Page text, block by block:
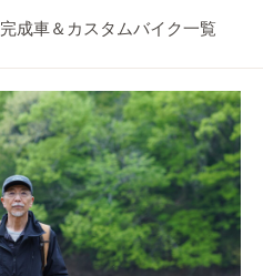
完成車＆カスタムバイク一覧